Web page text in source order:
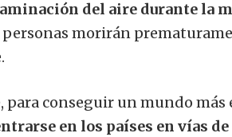
del aire durante la
morirán
para conseguir un mundo más
en los países en vías